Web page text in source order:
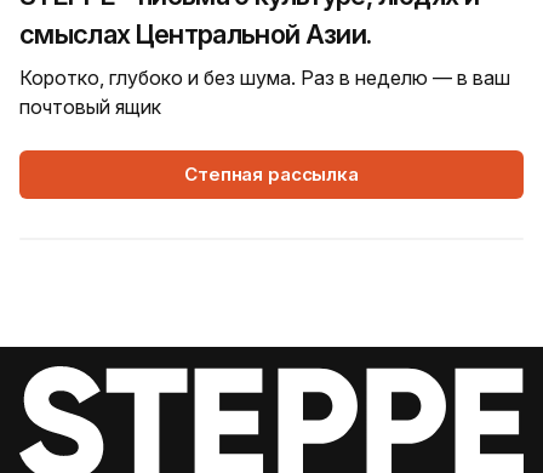
смыслах Центральной Азии.
Коротко, глубоко и без шума. Раз в неделю — в ваш
почтовый ящик
Степная рассылка
НОВОСТИ 7 Августа, 2026
Bvlgari Hotels & Resorts: флагман в